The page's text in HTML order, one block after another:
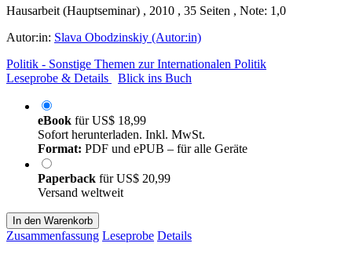
Hausarbeit (Hauptseminar) , 2010 , 35 Seiten , Note: 1,0
Autor:in: Slava Obodzinskiy (Autor:in)
Politik - Sonstige Themen zur Internationalen Politik
Leseprobe & Details
Blick ins Buch
eBook fürUS$ 18,99
Sofort herunterladen. Inkl. MwSt.
Format: PDF und ePUB – für alle Geräte
Paperback fürUS$ 20,99
Versand weltweit
In den Warenkorb
Zusammenfassung Leseprobe Details